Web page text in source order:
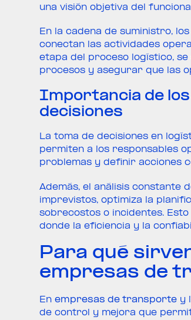
una visión objetiva del
En la cadena de suministro,
conectan las actividades
etapa del proceso logístico,
procesos y asegurar que las
Importancia de
decisiones
La toma de decisiones en
permiten a los responsables
problemas y definir acciones
Además, el análisis constante
imprevistos, optimiza la
sobrecostos o incidentes.
donde la eficiencia y la
Para qué
empresas de
Enempresas de transporte y
de control y mejora que